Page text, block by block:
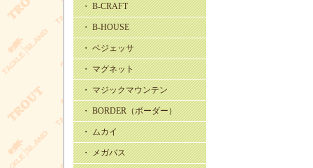
・ B-CRAFT
・ B-HOUSE
・ ベジェッサ
・ マグネット
・ マジックマウンテン
・ BORDER（ボーダー）
・ ムカイ
・ メガバス